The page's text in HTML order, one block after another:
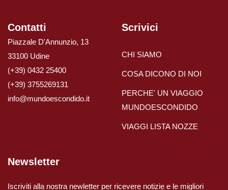
Contatti
Piazzale D'Annunzio, 13
33100 Udine
(+39) 0432 25400
(+39) 3755269131
info@mundoescondido.it
Scrivici
CHI SIAMO
COSA DICONO DI NOI
PERCHE' UN VIAGGIO
MUNDOESCONDIDO
VIAGGI LISTA NOZZE
Newsletter
Iscriviti alla nostra newletter per ricevere notizie e le migliori